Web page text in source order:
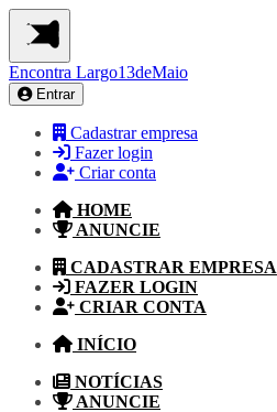
Encontra Largo13deMaio
Entrar
Cadastrar empresa
Fazer login
Criar conta
HOME
ANUNCIE
CADASTRAR EMPRESA
FAZER LOGIN
CRIAR CONTA
INÍCIO
NOTÍCIAS
ANUNCIE